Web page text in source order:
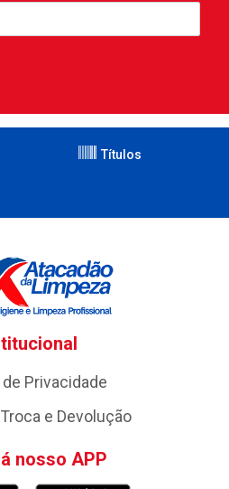
Títulos
Privacidade
e Devolução
nosso APP